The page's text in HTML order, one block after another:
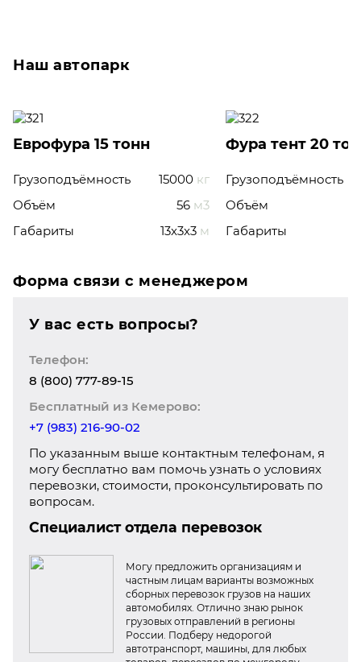
Наш автопарк
Еврофура 15 тонн
Грузоподъёмность 15000 кг
Объём
56 м3
Габариты
13x3x3 м
Фура тент 20
Грузоподъёмность
Объём
Габариты
Форма связи с менеджером
У вас есть вопросы?
Телефон:
8 (800) 777-89-15
Бесплатный из Кемерово:
+7 (983) 216-90-02
По указанным выше контактным телефонам, я
могу бесплатно вам помочь узнать о условиях
перевозки, стоимости, проконсультировать по
вопросам.
Специалист отдела перевозок
Могу предложить организациям и
частным лицам варианты возможных
сборных перевозок грузов на наших
автомобилях. Отлично знаю рынок
грузовых отправлений в регионы
России. Подберу недорогой
автотранспорт, машины, для любых